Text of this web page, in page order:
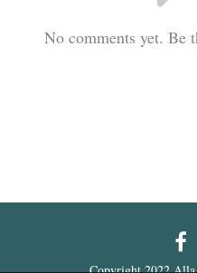
No comments yet. Be